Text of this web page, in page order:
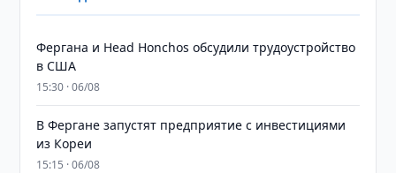
Фергана и Head Honchos обсудили трудоустройство
в США
15:30 · 06/08
В Фергане запустят предприятие с инвестициями
из Кореи
15:15 · 06/08